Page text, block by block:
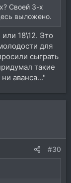
Своей 3-х
выложено.
18\12. Это
для
сыграть
такие
аванса..."
#30